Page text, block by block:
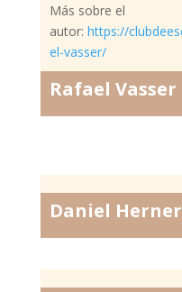
Más sobre el
autor: https://
el-vasser/
Rafael Vasser
Daniel Herner